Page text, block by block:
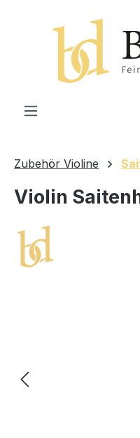
Zubehör Violine
Violin